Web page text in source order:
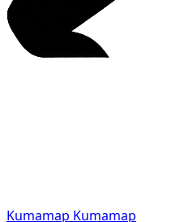
Kumamap Kumamap